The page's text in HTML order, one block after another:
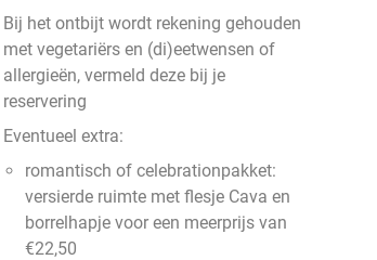
Bij het ontbijt wordt rekening gehouden
met vegetariërs en (di)eetwensen of
allergieën, vermeld deze bij je
reservering
Eventueel extra:
romantisch of celebrationpakket:
versierde ruimte met flesje Cava en
borrelhapje voor een meerprijs van
€22,50